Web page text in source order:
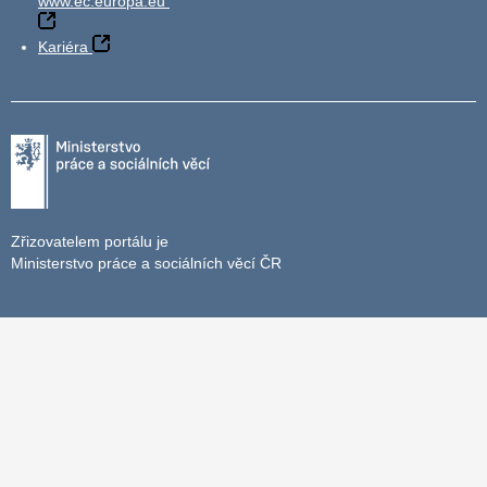
Kariéra
Zřizovatelem portálu je
Ministerstvo práce a sociálních věcí ČR